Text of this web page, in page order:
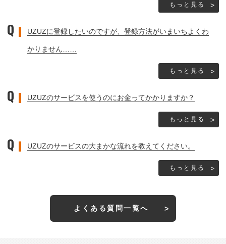
もっと見る
UZUZに登録したいのですが、登録方法がいまいちよくわ
かりません……
もっと見る
UZUZのサービスを使うのにお金ってかかりますか？
もっと見る
UZUZのサービスの大まかな流れを教えてください。
もっと見る
よくある質問一覧へ